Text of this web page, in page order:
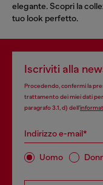
elegante. Scopri la
tuo look perfetto.
Iscriviti alla
Procedendo, confermi la
trattamento dei miei dati
paragrafo 3.1, d) dell’
Indirizzo e-mail*
Uomo